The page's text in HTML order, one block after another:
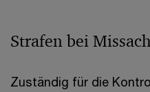
Strafen bei
Zuständig für die